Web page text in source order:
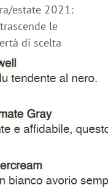
estate 2021:
le
di scelta